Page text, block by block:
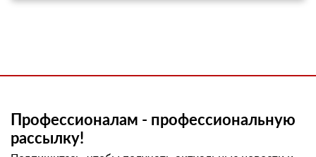
Профессионалам - профессиональную
рассылку!